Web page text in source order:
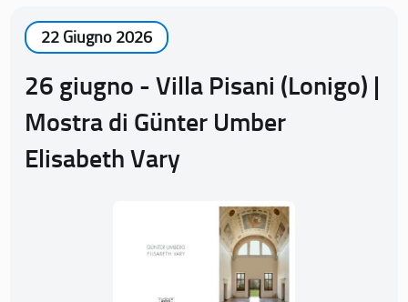
22 Giugno 2026
26 giugno - Villa Pisani (Lonigo) |
Mostra di Günter Umber
Elisabeth Vary